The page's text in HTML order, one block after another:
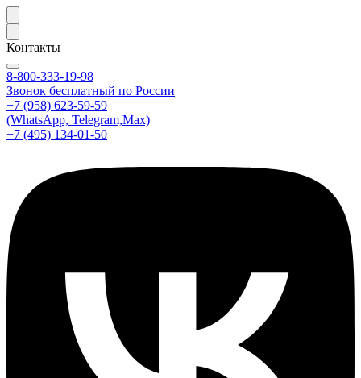
Контакты
8-800-333-19-98
Звонок бесплатный по России
+7 (958) 623-59-59
(WhatsApp, Telegram,Max)
+7 (495) 134-01-50